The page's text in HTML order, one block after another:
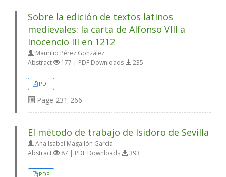
Sobre la edición de textos latinos
medievales: la carta de Alfonso VIII a
Inocencio III en 1212
Maurilio Pérez González
Abstract
177 | PDF Downloads 235
PDF
Page 231-266
El método de trabajo de Isidoro de Sevilla
Ana Isabel Magallón García
Abstract
87 | PDF Downloads 393
PDF